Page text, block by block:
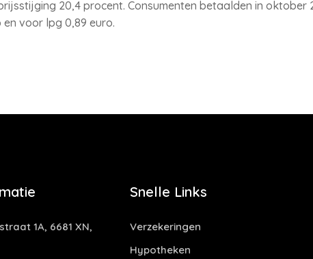
20,4 procent. Consumenten betaalden in oktober
en voor lpg 0,89 euro.
1A, 6681 XN,
Snelle Links
Verzekeringen
Hypotheken